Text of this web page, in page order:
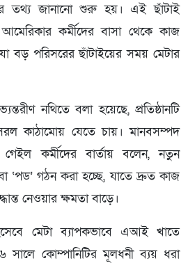
তথ্য জানানো শুরু হয়। এই ছাঁটাই
আমেরিকার কর্মীদের বাসা থেকে কাজ
বড় পরিসরের ছাঁটাইয়ের সময় মেটার
নথিতে বলা হয়েছে, প্রতিষ্ঠানটি
কাঠামোয় যেতে চায়। মানবসম্পদ
গেইল কর্মীদের বার্তায় বলেন, নতুন
‘পড’ গঠন করা হচ্ছে, যাতে দ্রুত কাজ
নেওয়ার ক্ষমতা বাড়ে।
মেটা ব্যাপকভাবে এআই খাতে
সালে কোম্পানিটির মূলধনী ব্যয় ধরা